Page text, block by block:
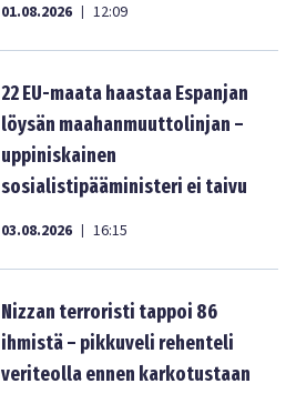
01.08.2026 | 12:09
22 EU-maata haastaa Espanjan
löysän maahanmuuttolinjan –
uppiniskainen
sosialistipääministeri ei taivu
03.08.2026 | 16:15
Nizzan terroristi tappoi 86
ihmistä – pikkuveli rehenteli
veriteolla ennen karkotustaan